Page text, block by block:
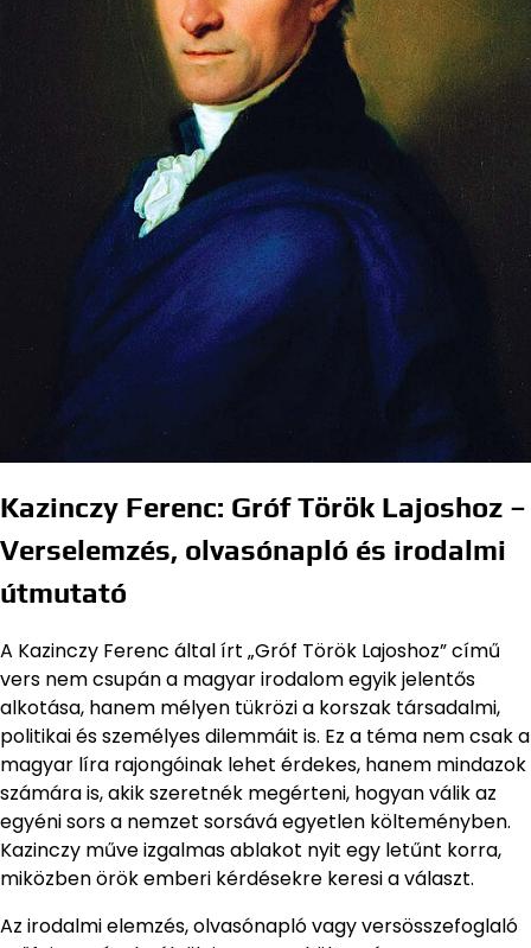
Kazinczy Ferenc: Gróf Török Lajoshoz –
Verselemzés, olvasónapló és irodalmi
útmutató
A Kazinczy Ferenc által írt „Gróf Török Lajoshoz” című
vers nem csupán a magyar irodalom egyik jelentős
alkotása, hanem mélyen tükrözi a korszak társadalmi,
politikai és személyes dilemmáit is. Ez a téma nem csak a
magyar líra rajongóinak lehet érdekes, hanem mindazok
számára is, akik szeretnék megérteni, hogyan válik az
egyéni sors a nemzet sorsává egyetlen költeményben.
Kazinczy műve izgalmas ablakot nyit egy letűnt korra,
miközben örök emberi kérdésekre keresi a választ.
Az irodalmi elemzés, olvasónapló vagy versösszefoglaló